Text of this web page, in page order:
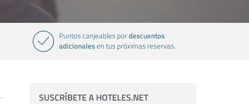
Puntos canjeables pordescuentos
adicionalesen tus próximas reservas.
SUSCRÍBETE A HOTELES.NET